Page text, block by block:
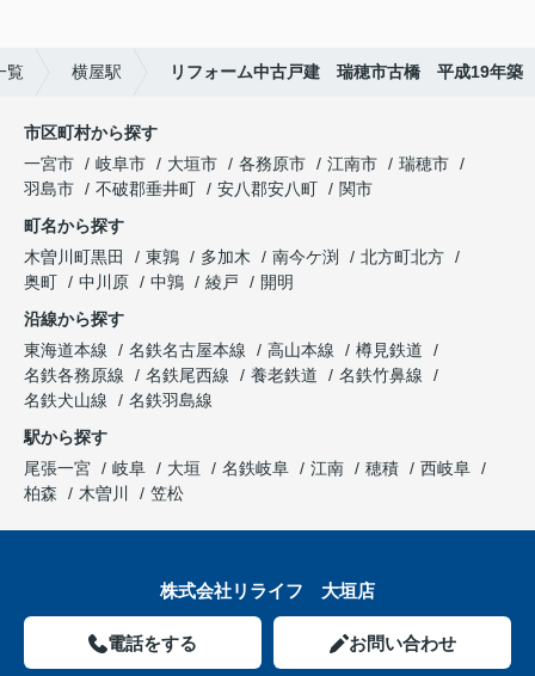
覧 横屋駅 リフォーム中古戸建 瑞穂市古橋 平成19年築
市区町村から探す
一宮市
岐阜市 大垣市 各務原市 江南市
瑞穂市
羽島市
不破郡垂井町 安八郡安八町
関市
町名から探す
木曽川町黒田
東鶉 多加木 南今ケ渕
北方町北方
奥町
中川原 中鶉 綾戸
開明
沿線から探す
東海道本線
名鉄名古屋本線 高山本線
樽見鉄道
名鉄各務原線
名鉄尾西線 養老鉄道
名鉄竹鼻線
名鉄犬山線
名鉄羽島線
駅から探す
尾張一宮
岐阜 大垣 名鉄岐阜 江南 穂積
西岐阜
柏森
木曽川 笠松
株式会社リライフ 大垣店
電話をする お問い合わせ